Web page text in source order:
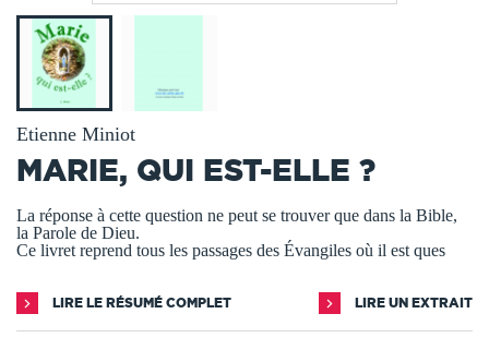
Etienne Miniot
MARIE, QUI EST-ELLE ?
La réponse à cette question ne peut se trouver que dans la Bible,
la Parole de Dieu.
Ce livret reprend tous les passages des Évangiles où il est ques
LIRE LE RÉSUMÉ COMPLET LIRE UN EXTRAIT